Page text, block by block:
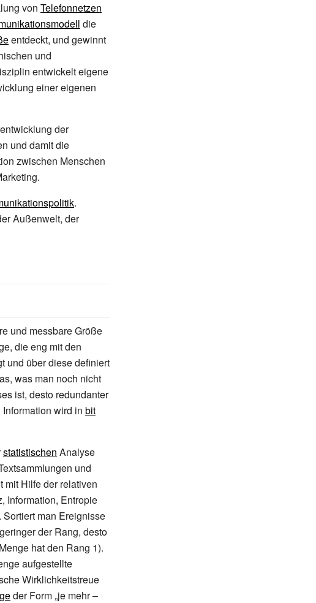
von Telefonnetzen
die
entdeckt, und gewinnt
und
entwickelt eigene
einer eigenen
der
und damit die
zwischen Menschen
.
Außenwelt, der
und messbare Größe
die eng mit den
und über diese definiert
was man noch nicht
ist, desto redundanter
wird in bit
statistischen Analyse
und
mit Hilfe der relativen
Information, Entropie
man Ereignisse
der Rang, desto
hat den Rang 1).
aufgestellte
Wirklichkeitstreue
der Form „je mehr –